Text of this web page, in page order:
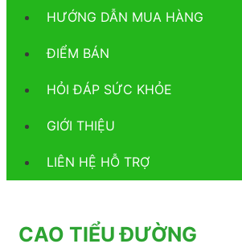
HƯỚNG DẪN MUA HÀNG
ĐIỂM BÁN
HỎI ĐÁP SỨC KHỎE
GIỚI THIỆU
LIÊN HỆ HỖ TRỢ
CAO TIỂU ĐƯỜNG